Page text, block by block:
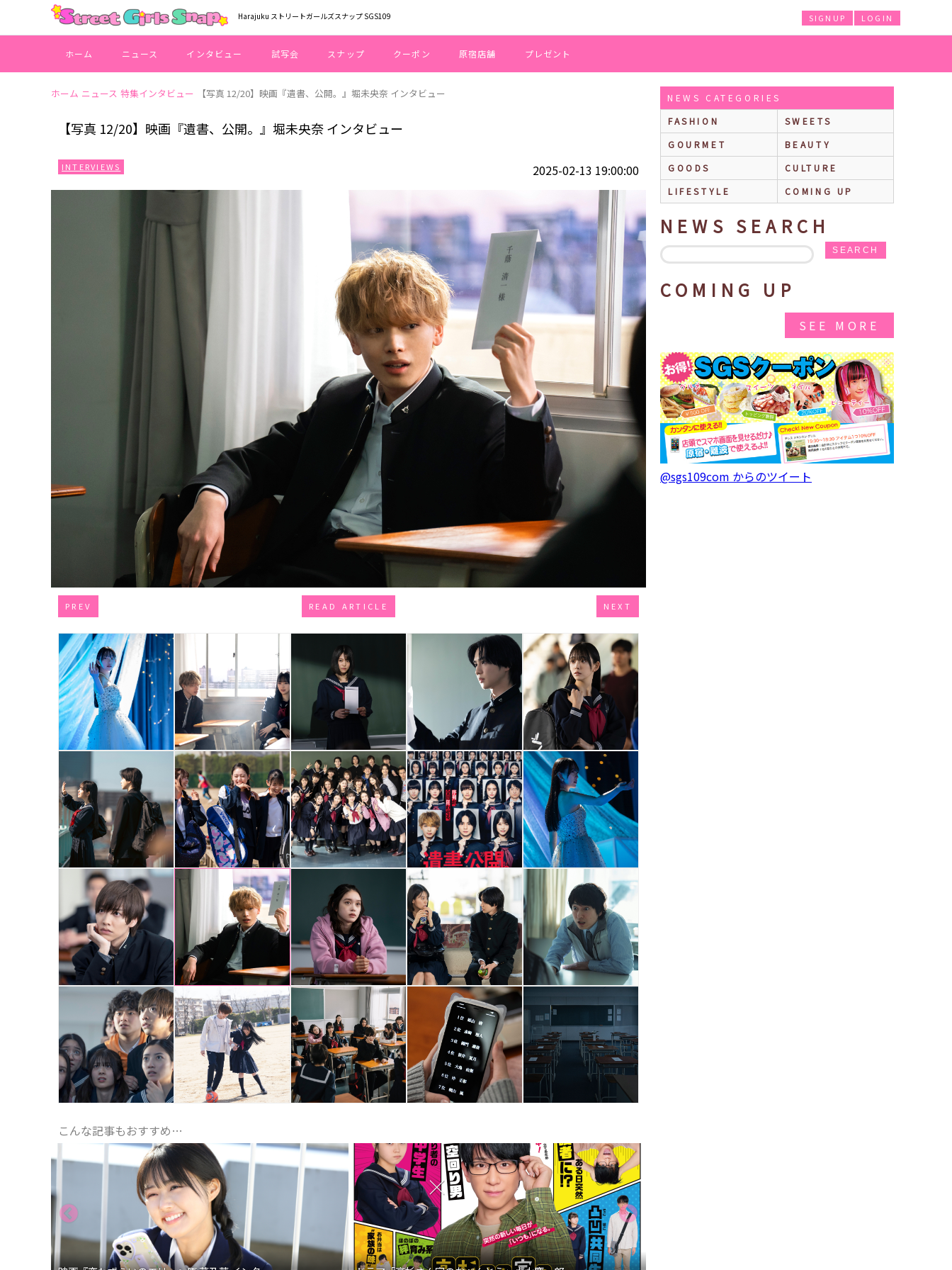
Harajuku ストリートガールズスナップ SGS109 LOGIN
SIGNUP
ホーム ニュース インタビュー 試写会 スナップ クーポン 原宿店舗 プレゼント
ホーム ニュース 特集インタビュー 【写真 12/20】映画『遺書、公開。』堀未央奈 インタビュー
【写真 12/20】映画『遺書、公開。』堀未央奈 インタビュー
INTERVIEWS 2025-02-13 19:00:00
PREV READ ARTICLE NEXT
こんな記事もおすすめ…
NEWS CATEGORIES
FASHION
SWEETS
GOURMET
BEAUTY
GOODS
CULTURE
LIFESTYLE
COMING UP
NEWS SEARCH
SEARCH
COMING UP
SEE MORE
@sgs109com からのツイート